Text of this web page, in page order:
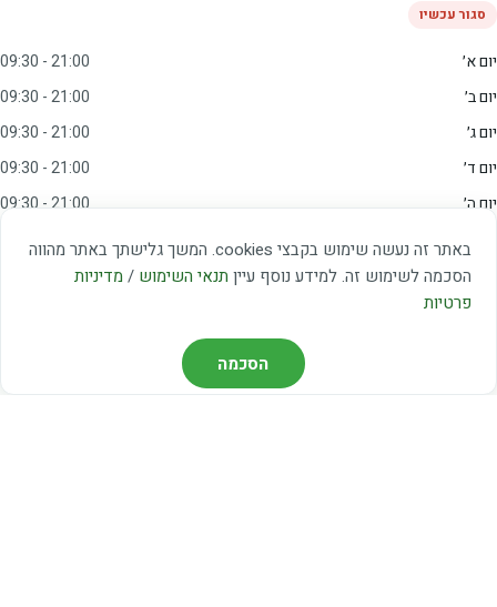
באתר זה נעשה שימוש בקבצי cookies. המשך גלישתך באתר מהווה
הסכמה לשימוש זה. למידע נוסף עיין תנאי השימוש / מדיניות
פרטיות
הסכמה
סגור עכשיו
יום א׳
09:30 - 21:00
יום ב׳
09:30 - 21:00
יום ג׳
09:30 - 21:00
יום ד׳
09:30 - 21:00
יום ה׳
09:30 - 21:00
יום ו׳
09:00 - 15:00
שבת
20:00 - 23:00